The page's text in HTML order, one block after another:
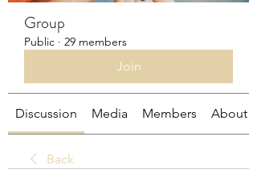
Group
Public · 29 members
Join
Discussion Media Members About
Back